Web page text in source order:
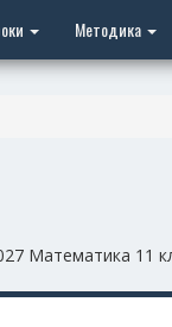
Методика
Математика 11